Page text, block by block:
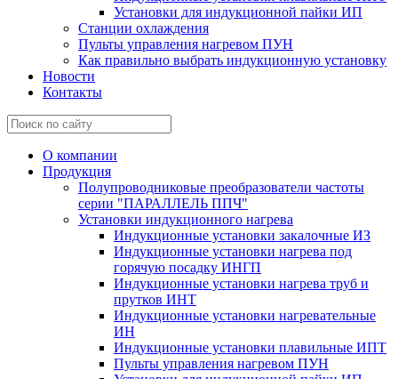
Установки для индукционной пайки ИП
Станции охлаждения
Пульты управления нагревом ПУН
Как правильно выбрать индукционную установку
Новости
Контакты
О компании
Продукция
Полупроводниковые преобразователи частоты
серии "ПАРАЛЛЕЛЬ ППЧ"
Установки индукционного нагрева
Индукционные установки закалочные ИЗ
Индукционные установки нагрева под
горячую посадку ИНГП
Индукционные установки нагрева труб и
прутков ИНТ
Индукционные установки нагревательные
ИН
Индукционные установки плавильные ИПТ
Пульты управления нагревом ПУН